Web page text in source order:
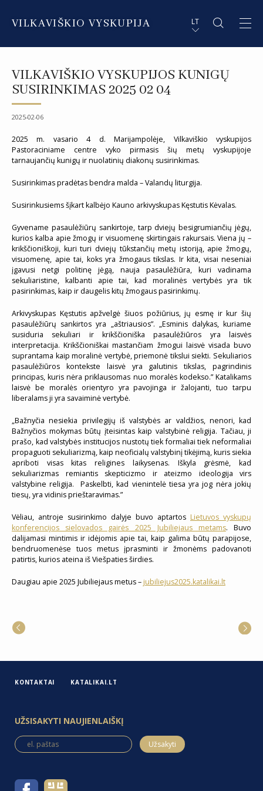
VILKAVIŠKIO VYSKUPIJA LT
DVASININKAI
DEKANATAI IR PARAPIJOS
PAŠVĘSTAS GYVENIMAS
EN SUMMARY
IT SOMMARIO
VILKAVIŠKIO VYSKUPIJOS KUNIGŲ
SUSIRINKIMAS 2025 02 04
2025-02-06
2025 m. vasario 4 d. Marijampolėje, Vilkaviškio vyskupijos
Pastoraciniame centre vyko pirmasis šių metų vyskupijoje
tarnaujančių kunigų ir nuolatinių diakonų susirinkimas.
Susirinkimas pradėtas bendra malda – Valandų liturgija.
Susirinkusiems šįkart kalbėjo Kauno arkivyskupas Kęstutis Kėvalas.
Gyvename pasaulėžiūrų sankirtoje, tarp dviejų besigrumiančių jėgų,
kurios kalba apie žmogų ir visuomenę skirtingais rakursais. Viena jų –
krikščioniškoji, kuri turi dviejų tūkstančių metų istoriją, apie žmogų,
visuomenę, apie tai, koks yra žmogaus tikslas. Ir kita, visai neseniai
įgavusi netgi politinę jėgą, nauja pasaulėžiūra, kuri vadinama
sekuliaristine, kalbanti apie tai, kad moralinės vertybės yra tik
pasirinkimas, kaip ir daugelis kitų žmogaus pasirinkimų.
Arkivyskupas Kęstutis apžvelgė šiuos požiūrius, jų esmę ir kur šių
pasaulėžiūrų sankirtos yra „aštriausios”. „Esminis dalykas, kuriame
susiduria sekuliari ir krikščioniška pasaulėžiūros yra laisvės
interpretacija. Krikščioniškai mastančiam žmogui laisvė visada buvo
suprantama kaip moralinė vertybė, priemonė tikslui siekti. Sekuliarios
pasaulėžiūros kontekste laisvė yra galutinis tikslas, pagrindinis
principas, kuris nėra priklausomas nuo moralės kodekso.” Katalikams
laisvė be moralės orientyro yra pavojinga ir žalojanti, tuo tarpu
liberalams ji yra savaiminė vertybė.
„Bažnyčia nesiekia privilegijų iš valstybės ar valdžios, nenori, kad
Bažnyčios mokymas būtų įteisintas kaip valstybinė religija. Tačiau, ji
prašo, kad valstybės institucijos nustotų tiek formaliai tiek neformaliai
propaguoti sekuliarizmą, kaip neoficialų valstybinį tikėjimą, kuris siekia
apriboti visas kitas religines laikysenas. Iškyla grėsmė, kad
sekuliarizmas remiantis skepticizmo ir ateizmo ideologija virs
valstybine religija. Paskelbti, kad vienintelė tiesa yra jog nėra jokių
tiesų, yra vidinis prieštaravimas.”
Vėliau, antroje susirinkimo dalyje buvo aptartos Lietuvos vyskupų
konferencijos sielovados gairės 2025 Jubiliejaus metams. Buvo
dalijamasi mintimis ir idėjomis apie tai, kaip galima būtų parapijose,
bendruomenėse tuos metus įprasminti ir žmonėms padovanoti
patirtis, kurios ateina iš Viešpaties širdies.
Daugiau apie 2025 Jubiliejaus metus – jubiliejus2025.katalikai.lt
KONTAKTAI KATALIKAI.LT
UŽSISAKYTI NAUJIENLAIŠKĮ